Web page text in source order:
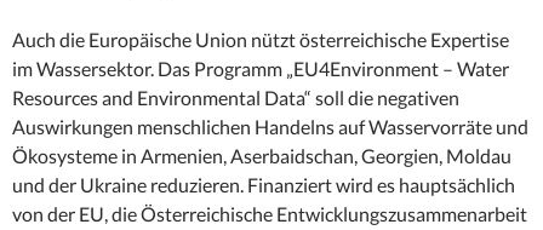
Auch die Europäische Union nützt österreichische Expertise
im Wassersektor. Das Programm „EU4Environment – Water
Resources and Environmental Data“ soll die negativen
Auswirkungen menschlichen Handelns auf Wasservorräte und
Ökosysteme in Armenien, Aserbaidschan, Georgien, Moldau
und der Ukraine reduzieren. Finanziert wird es hauptsächlich
von der EU, die Österreichische Entwicklungszusammenarbeit